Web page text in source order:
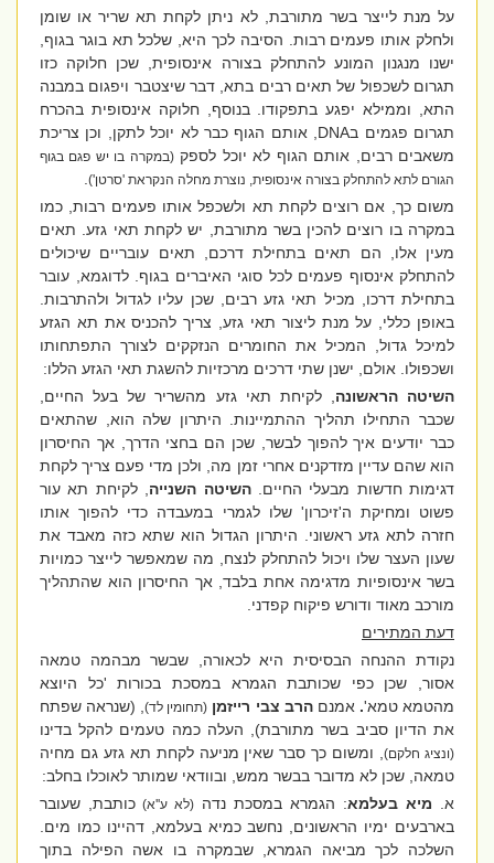
על מנת לייצר בשר מתורבת, לא ניתן לקחת תא שריר או שומן
ולחלק אותו פעמים רבות. הסיבה לכך היא, שלכל תא בוגר בגוף,
ישנו מנגנון המונע להתחלק בצורה אינסופית, שכן חלוקה כזו
תגרום לשכפול של תאים רבים בתא, דבר שיצטבר ויפגום במבנה
התא, וממילא יפגע בתפקודו. בנוסף, חלוקה אינסופית בהכרח
תגרום פגמים בDNA, אותם הגוף כבר לא יוכל לתקן, וכן צריכת
משאבים רבים, אותם הגוף לא יוכל לספק(במקרה בו יש פגם בגוף
הגורם לתא להתחלק בצורה אינסופית, נוצרת מחלה הנקראת 'סרטן').
משום כך, אם רוצים לקחת תא ולשכפל אותו פעמים רבות, כמו
במקרה בו רוצים להכין בשר מתורבת, יש לקחת תאי גזע. תאים
מעין אלו, הם תאים בתחילת דרכם, תאים עובריים שיכולים
להתחלק אינסוף פעמים לכל סוגי האיברים בגוף. לדוגמא, עובר
בתחילת דרכו, מכיל תאי גזע רבים, שכן עליו לגדול ולהתרבות.
באופן כללי, על מנת ליצור תאי גזע, צריך להכניס את תא הגזע
למיכל גדול, המכיל את החומרים הנזקקים לצורך התפתחותו
ושכפולו. אולם, ישנן שתי דרכים מרכזיות להשגת תאי הגזע הללו:
השיטה הראשונה, לקיחת תאי גזע מהשריר של בעל החיים,
שכבר התחילו תהליך ההתמיינות. היתרון שלה הוא, שהתאים
כבר יודעים איך להפוך לבשר, שכן הם בחצי הדרך, אך החיסרון
הוא שהם עדיין מזדקנים אחרי זמן מה, ולכן מדי פעם צריך לקחת
דגימות חדשות מבעלי החיים.השיטה השנייה, לקיחת תא עור
פשוט ומחיקת ה'זיכרון' שלו לגמרי במעבדה כדי להפוך אותו
חזרה לתא גזע ראשוני. היתרון הגדול הוא שתא כזה מאבד את
שעון העצר שלו ויכול להתחלק לנצח, מה שמאפשר לייצר כמויות
בשר אינסופיות מדגימה אחת בלבד, אך החיסרון הוא שהתהליך
מורכב מאוד ודורש פיקוח קפדני.
דעת המתירים
נקודת ההנחה הבסיסית היא לכאורה, שבשר מבהמה טמאה
אסור, שכן כפי שכותבת הגמרא במסכת בכורות 'כל היוצא
מהטמא טמא'.אמנםהרב צבי רייזמן (תחומין לד), (שנראה שפתח
את הדיון סביב בשר מתורבת), העלה כמה טעמים להקל בדינו
(ונציג חלקם), ומשום כך סבר שאין מניעה לקחת תא גזע גם מחיה
טמאה, שכן לא מדובר בבשר ממש, ובוודאי שמותר לאוכלו בחלב:
א.מיא בעלמא: הגמרא במסכת נדה(לא ע''א)כותבת, שעובר
בארבעים ימיו הראשונים, נחשב כמיא בעלמא, דהיינו כמו מים.
השלכה לכך מביאה הגמרא, שבמקרה בו אשה הפילה בתוך